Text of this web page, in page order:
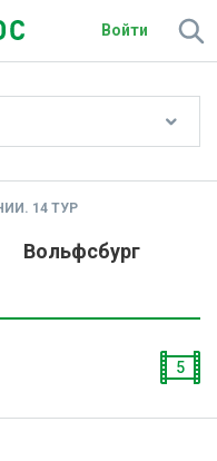
Войти
14 ТУР
Вольфсбург
5